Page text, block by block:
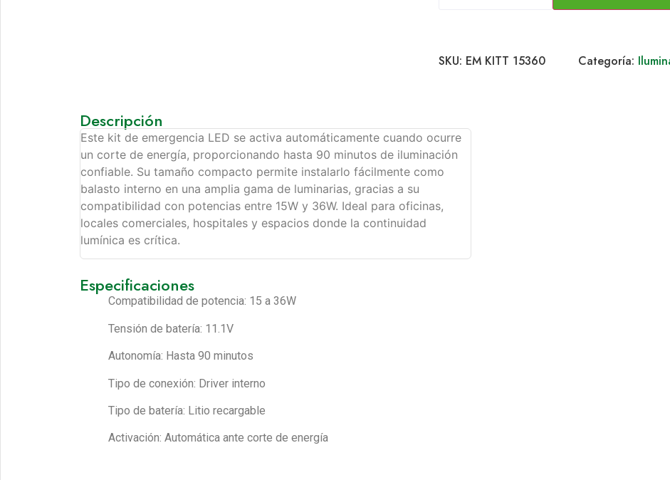
SKU: EM KITT 15360 Categoría:
Descripción
Este kit de emergencia LED se activa automáticamente cuando ocurre
un corte de energía, proporcionando hasta 90 minutos de iluminación
confiable. Su tamaño compacto permite instalarlo fácilmente como
balasto interno en una amplia gama de luminarias, gracias a su
compatibilidad con potencias entre 15W y 36W. Ideal para oficinas,
locales comerciales, hospitales y espacios donde la continuidad
lumínica es crítica.
Especificaciones
Compatibilidad de potencia: 15 a 36W
Tensión de batería: 11.1V
Autonomía: Hasta 90 minutos
Tipo de conexión: Driver interno
Tipo de batería: Litio recargable
Activación: Automática ante corte de energía